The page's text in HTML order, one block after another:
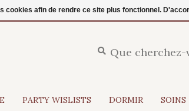
PARTY WISLISTS DORMIR SOINS
cookies afin de rendre ce site plus fonctionnel.